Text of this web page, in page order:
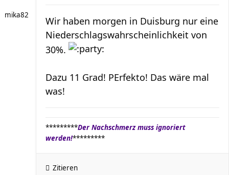
mika82
Wir haben morgen in Duisburg nur eine
Niederschlagswahrscheinlichkeit von
30%.
Dazu 11 Grad! PErfekto! Das wäre mal
was!
*********Der Nachschmerz muss ignoriert
werden!*********
Zitieren